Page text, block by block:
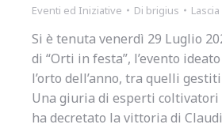
Eventi ed Iniziative Di brigius
Si è tenuta venerdì 29 Luglio
di “Orti in festa”, l’evento
l’orto dell’anno, tra quelli
Una giuria di esperti
ha decretato la vittoria di